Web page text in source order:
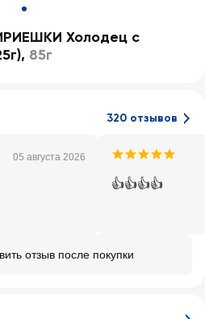
Холодец с
, 85г
320 отзывов
05 августа 2026
👍👍👍👍
отзыв после покупки